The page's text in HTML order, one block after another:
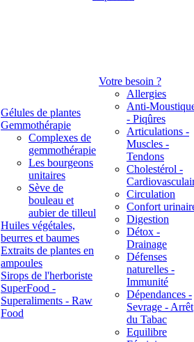
Gélules de plantes
Gemmothérapie
Complexes de
gemmothérapie
Les bourgeons
unitaires
Sève de
bouleau et
aubier de tilleul
Huiles végétales,
beurres et baumes
Extraits de plantes en
ampoules
Sirops de l'herboriste
SuperFood -
Superaliments - Raw
Food
Votre besoin ?
Allergies
Anti-
- Piqûres
Articulations -
Muscles -
Tendons
Cholestérol -
Circulation
Confort
Digestion
Détox -
Drainage
Défenses
naturelles -
Immunité
Dépendances -
Sevrage - Arrêt
du Tabac
Equilibre